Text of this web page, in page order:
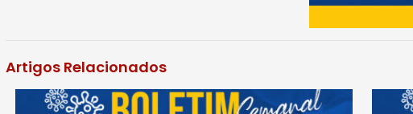
Artigos Relacionados